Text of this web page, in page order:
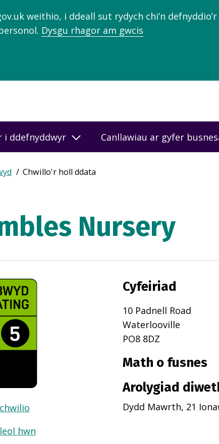
weithio, i ddeall sut rydych chi’n
Dysgu rhagor am gwcis
i ddefnyddwyr Canllawiau ar gyfer
Chwillo'r holl ddata
Nursery
hwn
Cyfeiriad
10 Padnell Road
Waterlooville
PO8 8DZ
Math o fusnes
Arolygiad
Dydd Mawrth, 21